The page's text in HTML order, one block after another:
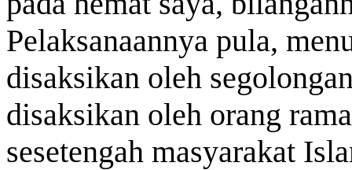
Pelaksanaannya pula,
disaksikan oleh
disaksikan oleh orang
sesetengah masyarakat